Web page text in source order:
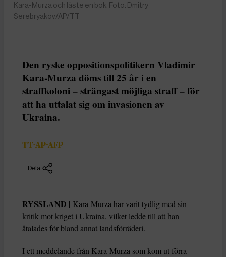
Kara-Murza och läste en bok. Foto: Dmitry
Serebryakov/AP/TT
Den ryske oppositionspolitikern Vladimir
Kara-Murza döms till 25 år i en
straffkoloni – strängast möjliga straff – för
att ha uttalat sig om invasionen av
Ukraina.
TT-AP-AFP
Dela
RYSSLAND | Kara-Murza har varit tydlig med sin
kritik mot kriget i Ukraina, vilket ledde till att han
åtalades för bland annat landsförräderi.
I ett meddelande från Kara-Murza som kom ut förra